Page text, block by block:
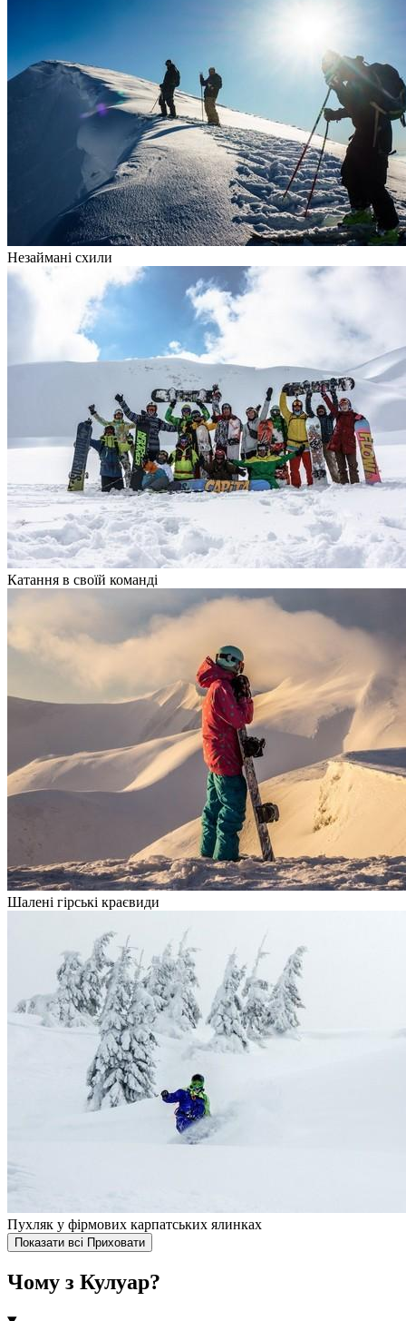
Незаймані схили
Катання в своїй команді
Шалені гірські краєвиди
Пухляк у фірмових карпатських ялинках
Показати всі Приховати
Чому з Кулуар?